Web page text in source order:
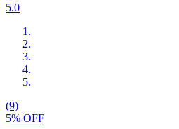
5.0
(9)
5% OFF